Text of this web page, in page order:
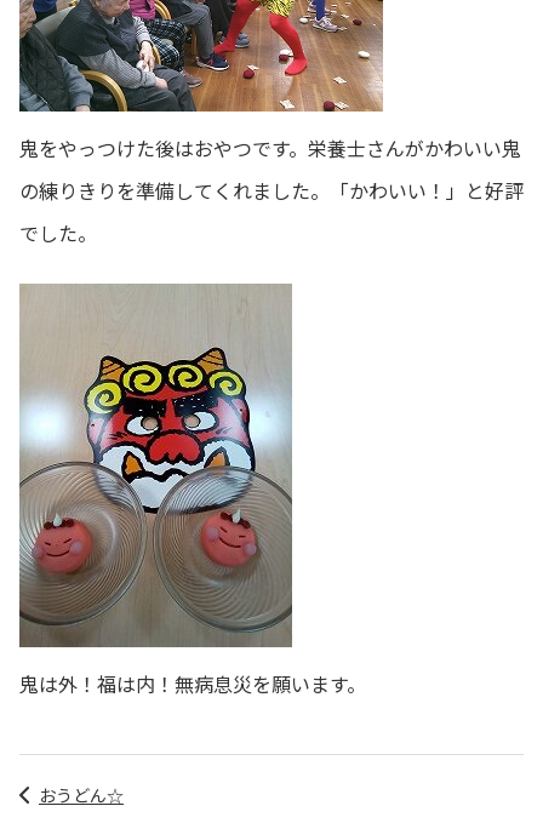
鬼をやっつけた後はおやつです。栄養士さんがかわいい鬼
の練りきりを準備してくれました。「かわいい！」と好評
でした。
鬼は外！福は内！無病息災を願います。
おうどん☆